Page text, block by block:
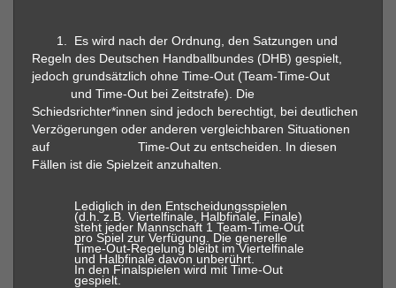
1.
Es wird nach der Ordnung, den Satzungen und
Regeln des Deutschen Handballbundes (DHB) gespielt,
jedoch grundsätzlich ohne Time-Out (Team-Time-Out
und Time-Out bei Zeitstrafe). Die
Schiedsrichter*innen sind jedoch berechtigt, bei deutlichen
Verzögerungen oder anderen vergleichbaren Situationen
auf Time-Out zu entscheiden. In diesen
Fällen ist die Spielzeit anzuhalten.
Lediglich in den Entscheidungsspielen
(d.h. z.B. Viertelfinale, Halbfinale, Finale)
steht jeder Mannschaft 1 Team-Time-Out
pro Spiel zur Verfügung. Die generelle
Time-Out-Regelung bleibt im Viertelfinale
und Halbfinale davon unberührt.
In den Finalspielen wird mit Time-Out
gespielt.